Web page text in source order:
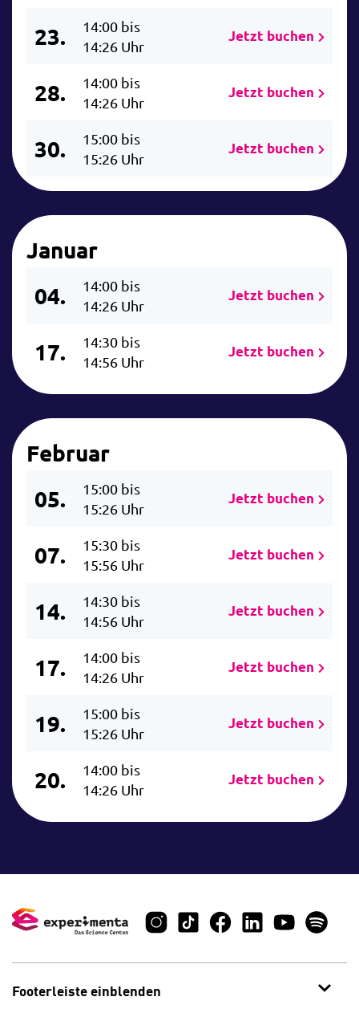
23.
14:00 bis
14:26 Uhr
Jetzt buchen
28.
14:00 bis
14:26 Uhr
Jetzt buchen
30.
15:00 bis
15:26 Uhr
Jetzt buchen
Januar
04.
14:00 bis
14:26 Uhr
Jetzt buchen
17.
14:30 bis
14:56 Uhr
Jetzt buchen
Februar
05.
15:00 bis
15:26 Uhr
Jetzt buchen
07.
15:30 bis
15:56 Uhr
Jetzt buchen
14.
14:30 bis
14:56 Uhr
Jetzt buchen
17.
14:00 bis
14:26 Uhr
Jetzt buchen
19.
15:00 bis
15:26 Uhr
Jetzt buchen
20.
14:00 bis
14:26 Uhr
Jetzt buchen
Footerleiste einblenden